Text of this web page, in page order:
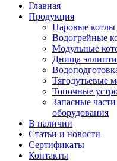
Главная
Продукция
Паровые котлы
Водогрейные
Модульные
Днища
Тягодутьевые
Топочные
Запасные
оборудования
В наличии
Статьи и новости
Сертификаты
Контакты